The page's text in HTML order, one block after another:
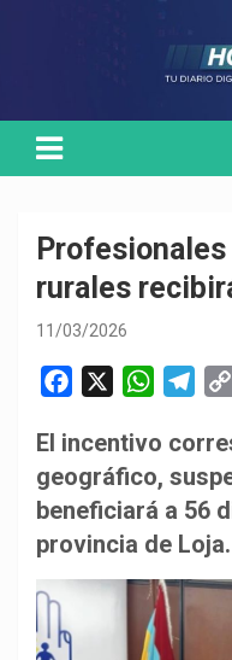
rurales
11/03/2026
c
e
b
o
W
a
t
s
A
p
l
e
g
r
El incentivo
geográfico,
beneficiará a 56
provincia de Loja.